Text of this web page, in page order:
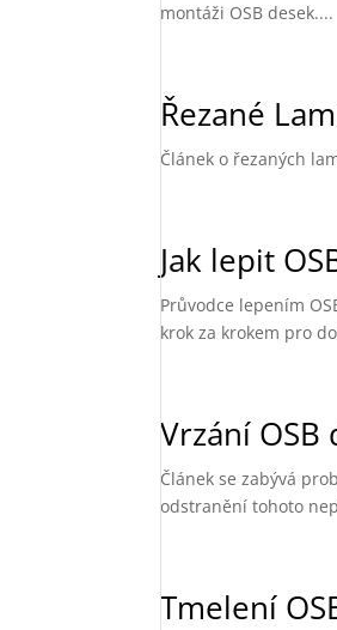
montáži OSB desek....
Řezané
Článek o řezaných
Jak lepit
Průvodce lepením
krok za krokem pro
Vrzání
Článek se zabývá
odstranění tohoto
Tmelení